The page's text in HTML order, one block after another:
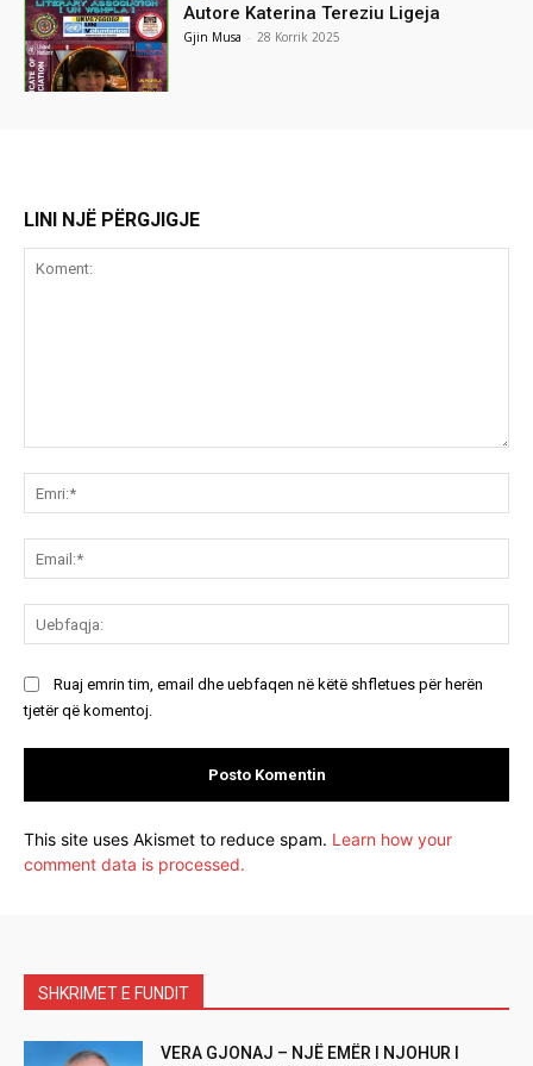
Autore Katerina Tereziu Ligeja
Gjin Musa - 28 Korrik 2025
LINI NJË PËRGJIGJE
Ruaj emrin tim, email dhe uebfaqen në këtë shfletues për herën
tjetër që komentoj.
This site uses Akismet to reduce spam. Learn how your
comment data is processed.
SHKRIMET E FUNDIT
VERA GJONAJ – NJË EMËR I NJOHUR I